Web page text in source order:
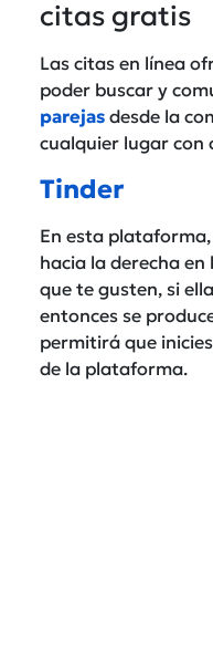
citas gratis
Las citas en línea
poder buscar y
parejas desde la
cualquier lugar con
Tinder
En esta
hacia la derecha
que te gusten, si
entonces se
permitirá que
de la plataforma.